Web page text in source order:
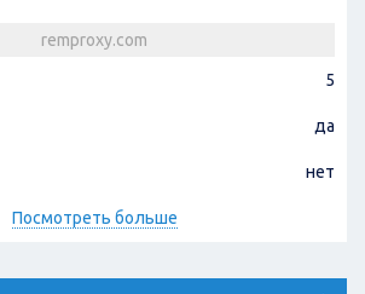
remproxy.com
5
да
нет
Посмотреть больше